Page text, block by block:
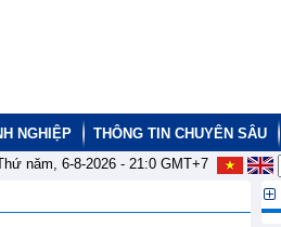
NGHIỆP THÔNG TIN CHUYÊN SÂU
năm, 6-8-2026 - 21:0GMT+7